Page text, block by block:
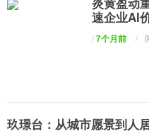
速企业AI
/7个月前 /
玖璟台：从城市愿景到人